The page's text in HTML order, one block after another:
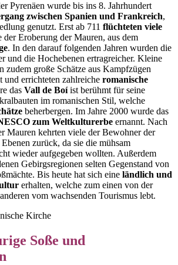
Pyrenäen wurde bis ins 8. Jahrhundert
zwischen Spanien und Frankreich,
genutzt. Erst ab 711 flüchteten viele
der Eroberung der Mauren, aus dem
. In den darauf folgenden Jahren wurden die
und die Hochebenen ertragreicher. Kleine
zudem große Schätze aus Kampfzügen
und errichteten zahlreiche romanische
das Vall de Boíist berühmt für seine
im romanischen Stil, welche
beherbergen. Im Jahre 2000 wurde das
zum Weltkulturerbe ernannt. Nach
Mauren kehrten viele der Bewohner der
zurück, da sie die mühsam
wieder aufgegeben wollten. Außerdem
Gebirgsregionen selten Gegenstand von
Bis heute hat sich eine ländlich und
erhalten, welche zum einen von der
vom wachsenden Tourismus lebt.
Soße und